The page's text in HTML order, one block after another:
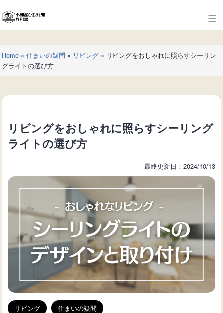
ン
テ
ツ
へ
ス
ッ
不
動
産
と
住
の
Home» 住まいの疑問 » リビング» リビングをおしゃれに照らすシーリン
グライトの選び方
リビングをおしゃれに照らすシーリング
ライトの選び方
最終更新日：2024/10/13
リビング 住まいの疑問